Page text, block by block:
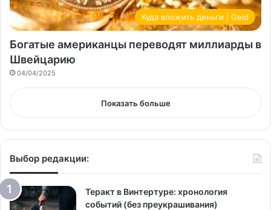
Куда вложить деньги | Geld
Богатые американцы переводят миллиарды в
Швейцарию
04/04/2025
Показать больше
Выбор редакции:
Теракт в Винтертуре: хронология
событий (без преукрашивания)